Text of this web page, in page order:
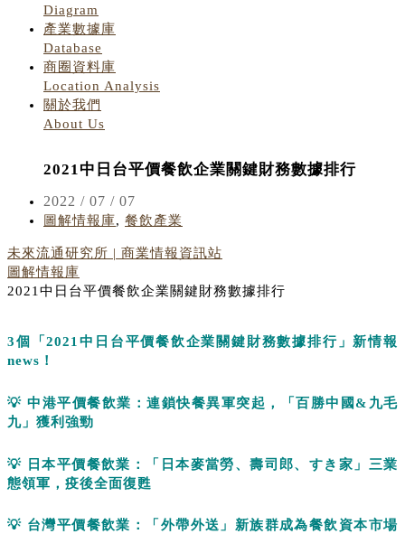
Diagram
產業數據庫
Database
商圈資料庫
Location Analysis
關於我們
About Us
2021中日台平價餐飲企業關鍵財務數據排行
2022 / 07 / 07
圖解情報庫, 餐飲產業
未來流通研究所 | 商業情報資訊站
圖解情報庫
2021中日台平價餐飲企業關鍵財務數據排行
3個「2021中日台平價餐飲企業關鍵財務數據排行」新情報
news ！
💡 中港平價餐飲業：連鎖快餐異軍突起，「百勝中國 & 九毛
九」獲利強勁
💡 日本平價餐飲業：「日本麥當勞、壽司郎、 すき 家」三業
態領軍，疫後全面復甦
💡 台灣平價餐飲業：「外帶外送」新族群成為餐飲資本市場